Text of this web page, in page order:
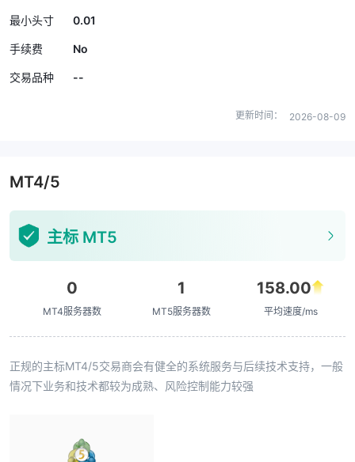
最小头寸 0.01
手续费 No
交易品种 --
更新时间： 2026-08-09
MT4/5
主标 MT5
0
MT4服务器数
1
MT5服务器数
158.00
平均速度/ms
正规的主标MT4/5交易商会有健全的系统服务与后续技术支持，一般
情况下业务和技术都较为成熟、风险控制能力较强